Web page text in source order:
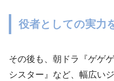
役者としての実力
その後も、朝ドラ『ゲゲ
シスター』など、幅広い